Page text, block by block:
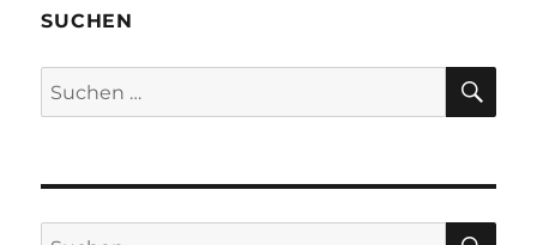
SUCHEN
Suchen
nach:
Suchen